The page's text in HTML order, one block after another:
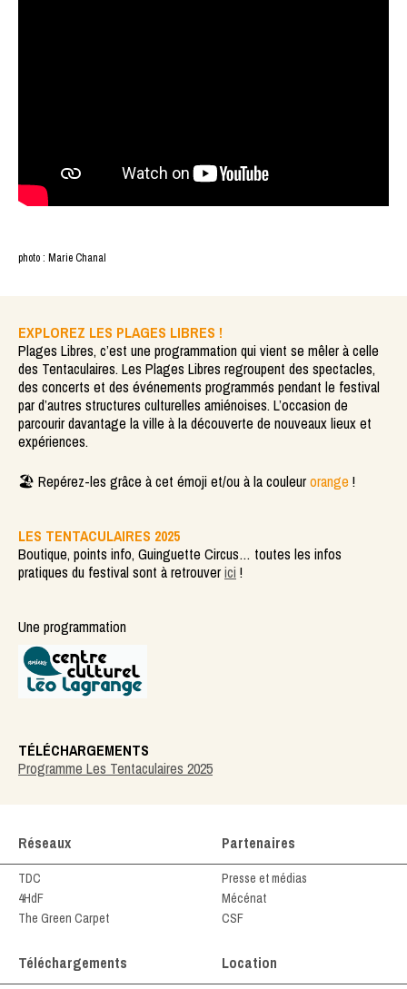
photo : Marie Chanal
EXPLOREZ LES PLAGES LIBRES !
Plages Libres, c’est une programmation qui vient se mêler à celle
des Tentaculaires. Les Plages Libres regroupent des spectacles,
des concerts et des événements programmés pendant le festival
par d’autres structures culturelles amiénoises. L’occasion de
parcourir davantage la ville à la découverte de nouveaux lieux et
expériences.
🏖️ Repérez-les grâce à cet émoji et/ou à la couleurorange !
LES TENTACULAIRES 2025
Boutique, points info, Guinguette Circus… toutes les infos
pratiques du festival sont à retrouverici !
Une programmation
TÉLÉCHARGEMENTS
Programme Les Tentaculaires 2025
Réseaux
TDC
4HdF
The Green Carpet
Partenaires
Presse et médias
Mécénat
CSF
Téléchargements Location